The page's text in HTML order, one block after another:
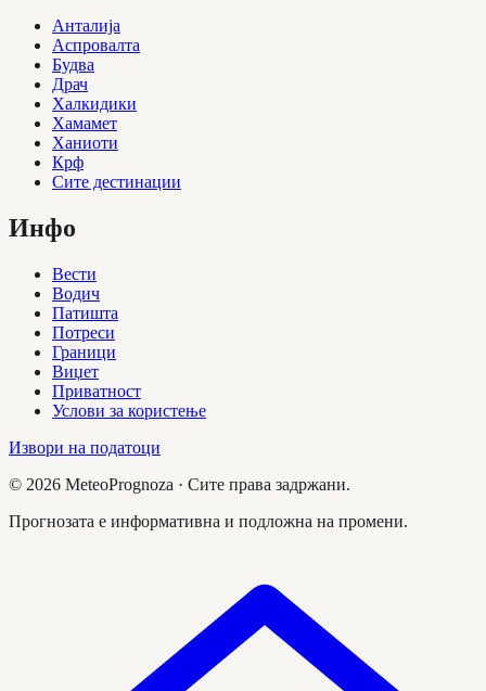
Анталија
Аспровалта
Будва
Драч
Халкидики
Хамамет
Ханиоти
Крф
Сите дестинации
Инфо
Вести
Водич
Патишта
Потреси
Граници
Виџет
Приватност
Услови за користење
Извори на податоци
© 2026 MeteoPrognoza · Сите права задржани.
Прогнозата е информативна и подложна на промени.